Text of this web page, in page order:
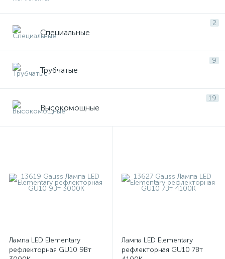
2
Специальные
9
Трубчатые
19
Высокомощные
Лампа LED Elementary
рефлекторная GU10 9Вт
Лампа LED Elementary
рефлекторная GU10 7Вт